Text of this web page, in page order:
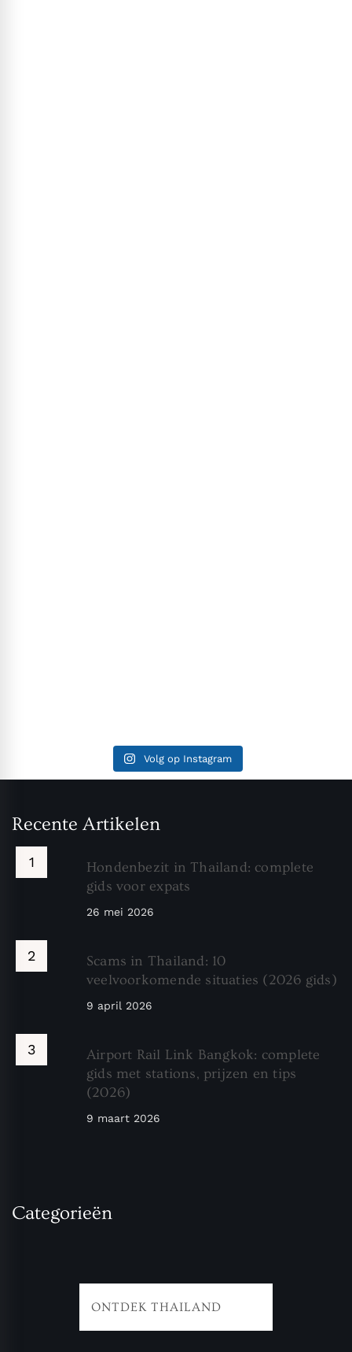
Volg op Instagram
Recente Artikelen
Hondenbezit in Thailand: complete
gids voor expats
26 mei 2026
Scams in Thailand: 10
veelvoorkomende situaties (2026 gids)
9 april 2026
Airport Rail Link Bangkok: complete
gids met stations, prijzen en tips
(2026)
9 maart 2026
Categorieën
ONTDEK THAILAND